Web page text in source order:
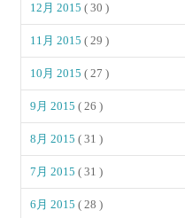
12月 2015( 30 )
11月 2015( 29 )
10月 2015( 27 )
9月 2015( 26 )
8月 2015( 31 )
7月 2015( 31 )
6月 2015( 28 )